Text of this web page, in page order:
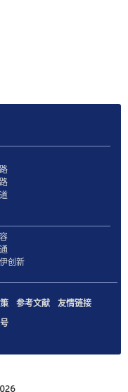
创新
参考文献
友情链接